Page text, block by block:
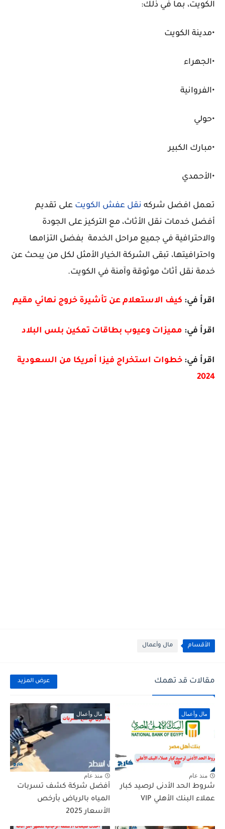
الكويت، بما في ذلك:
•مدينة الكويت
•الجهراء
•الفروانية
•حولي
•مبارك الكبير
•الأحمدي
تعمل افضل شركه نقل عفش الكويت على تقديم
أفضل خدمات نقل الأثاث، مع التركيز على الجودة
والاحترافية في جميع مراحل الخدمة بفضل التزامها
واحترافيتها، تبقى الشركة الخيار الأمثل لكل من يبحث عن
خدمة نقل أثاث موثوقة وآمنة في الكويت.
اقرأ في: كيف الاستعلام عن تأشيرة خروج نهائي مقيم
اقرأ في: مميزات وعيوب بطاقات تمكين بلس البلاد
اقرأ في: خطوات استخراج فيزا أمريكا من السعودية
2024
الأقسام مال وأعمال
مقالات قد تهمك عرض المزيد
مال وأعمال
منذ عام
شروط الحد الأدنى لرصيد كبار
عملاء البنك الأهلي VIP
مال وأعمال
منذ عام
أفضل شركة كشف تسربات
المياه بالرياض بأرخص
الأسعار 2025